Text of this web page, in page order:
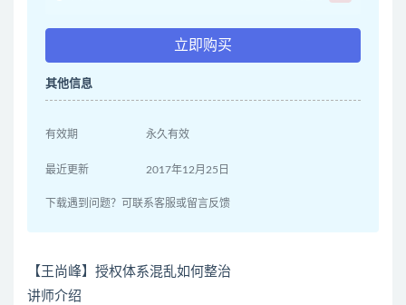
立即购买
其他信息
有效期 永久有效
最近更新 2017年12月25日
下载遇到问题？可联系客服或留言反馈
【王尚峰】授权体系混乱如何整治
讲师介绍